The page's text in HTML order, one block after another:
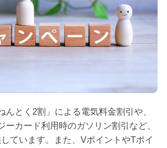
んとく2割」による電気料金割引や、
ーカード利用時のガソリン割引など、
ています。また、VポイントやTポイ